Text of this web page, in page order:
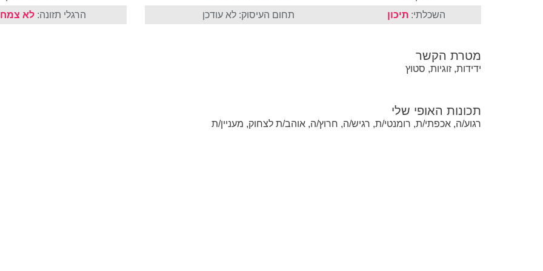
השכלתי: תיכון תחום העיסוק: לא עודכן
הרגלי תזונה: לא
מטרת הקשר
ידידות, זוגיות, סטוץ
תכונות האופי שלי
רגוע/ה, אכפתי/ת, רומנטי/ת, רגיש/ה, חרוץ/ה, אוהב/ת לצחוק, מעניין/ת